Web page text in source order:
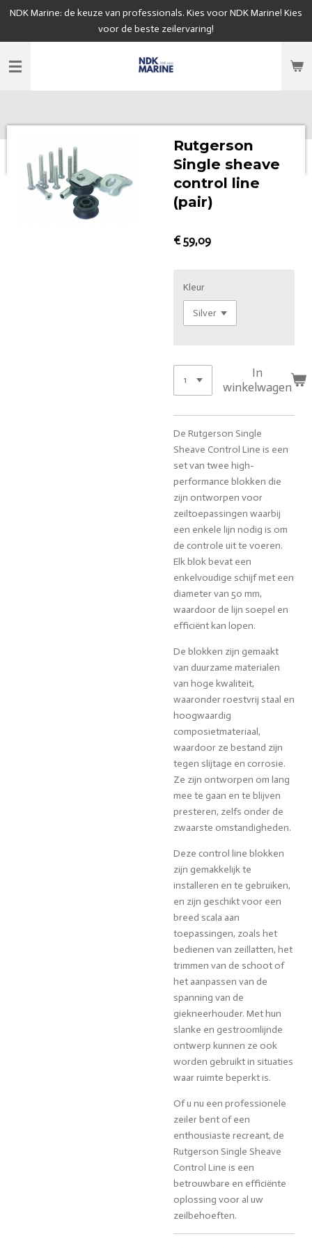
Ga
de
NDK Marine: de keuze van professionals. Kies voor NDK Marine! Kies
voor de beste zeilervaring!
Rutgerson
Single sheave
control line
(pair)
€ 59,09
Kleur
In
winkelwagen
De Rutgerson Single
Sheave Control Line is een
set van twee high-
performance blokken die
zijn ontworpen voor
zeiltoepassingen waarbij
een enkele lijn nodig is om
de controle uit te voeren.
Elk blok bevat een
enkelvoudige schijf met een
diameter van 50 mm,
waardoor de lijn soepel en
efficiënt kan lopen.
De blokken zijn gemaakt
van duurzame materialen
van hoge kwaliteit,
waaronder roestvrij staal en
hoogwaardig
composietmateriaal,
waardoor ze bestand zijn
tegen slijtage en corrosie.
Ze zijn ontworpen om lang
mee te gaan en te blijven
presteren, zelfs onder de
zwaarste omstandigheden.
Deze control line blokken
zijn gemakkelijk te
installeren en te gebruiken,
en zijn geschikt voor een
breed scala aan
toepassingen, zoals het
bedienen van zeillatten, het
trimmen van de schoot of
het aanpassen van de
spanning van de
giekneerhouder. Met hun
slanke en gestroomlijnde
ontwerp kunnen ze ook
worden gebruikt in situaties
waar ruimte beperkt is.
Of u nu een professionele
zeiler bent of een
enthousiaste recreant, de
Rutgerson Single Sheave
Control Line is een
betrouwbare en efficiënte
oplossing voor al uw
zeilbehoeften.